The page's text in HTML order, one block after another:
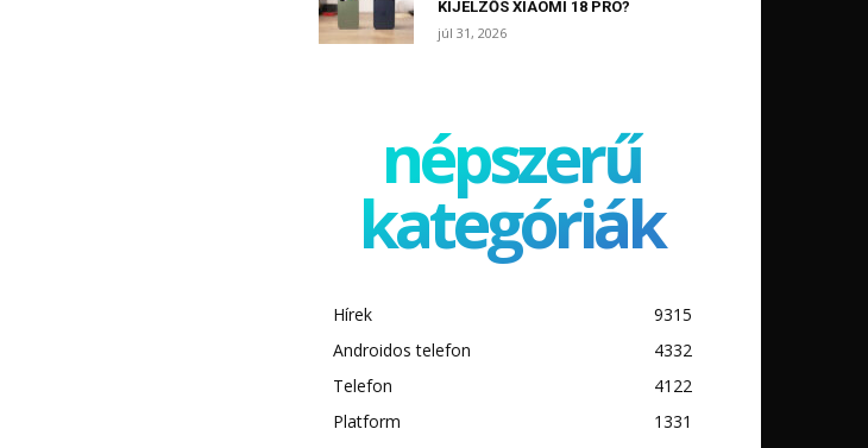
KIJELZŐS XIAOMI 18 PRO?
júl 31, 2026
népszerű
kategóriák
Hírek
9315
Androidos telefon
4332
Telefon
4122
Platform
1331